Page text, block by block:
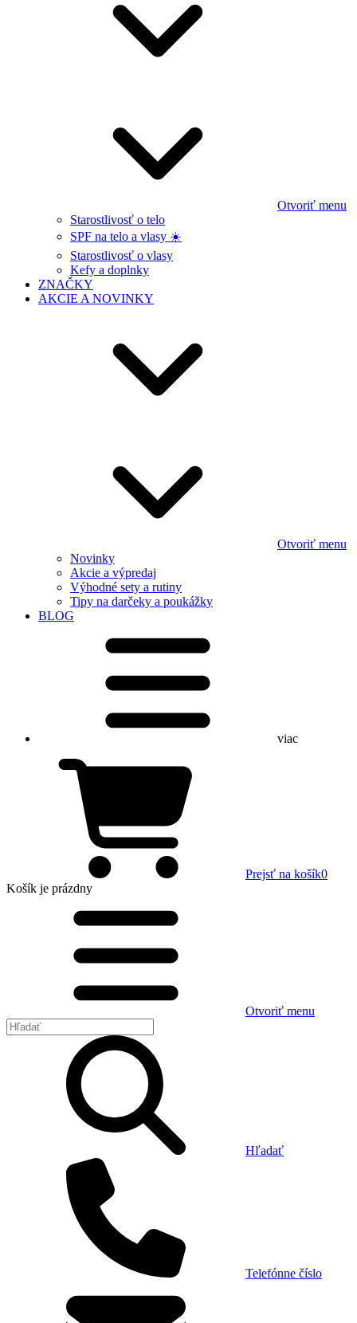
Otvoriť menu
Starostlivosť o telo
SPF na telo a vlasy ☀️
Starostlivosť o vlasy
Kefy a doplnky
ZNAČKY
AKCIE A NOVINKY
Otvoriť menu
Novinky
Akcie a výpredaj
Výhodné sety a rutiny
Tipy na darčeky a poukážky
BLOG
viac
Prejsť na košík0
Košík je prázdny
Otvoriť menu
Hľadať
Telefónne číslo